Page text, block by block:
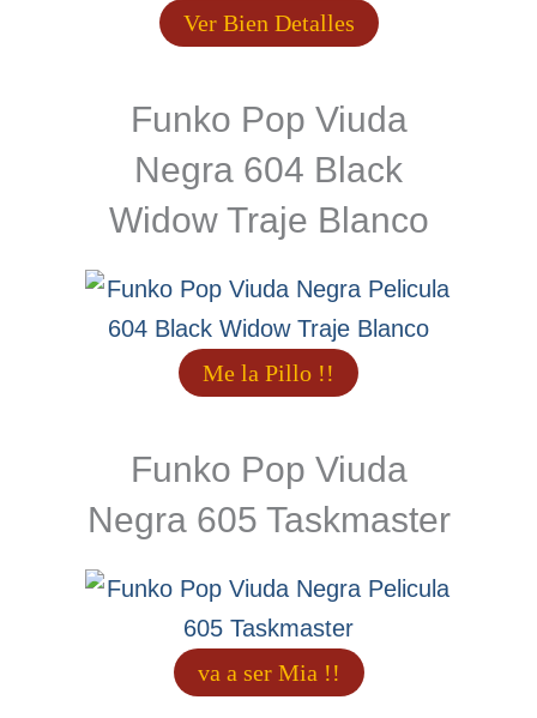
Ver Bien Detalles
Funko Pop Viuda
Negra 604 Black
Widow Traje Blanco
Me la Pillo !!
Funko Pop Viuda
Negra 605 Taskmaster
va a ser Mia !!